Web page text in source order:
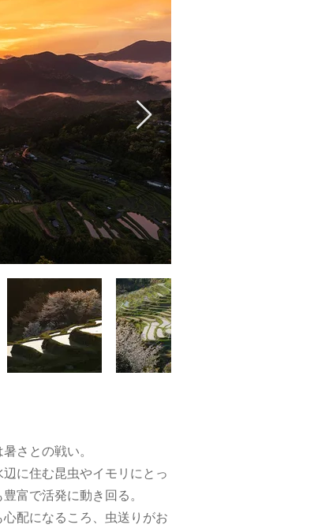
さとの戦い。
辺に住む昆虫やイモリにとっ
富で活発に動き回る。
心配になるころ、虫送りがお